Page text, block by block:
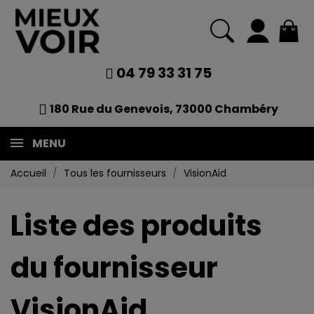
04 79 33 31 75
180 Rue du Genevois, 73000 Chambéry
MENU
Accueil Tous les fournisseurs VisionAid
Liste des produits
du fournisseur